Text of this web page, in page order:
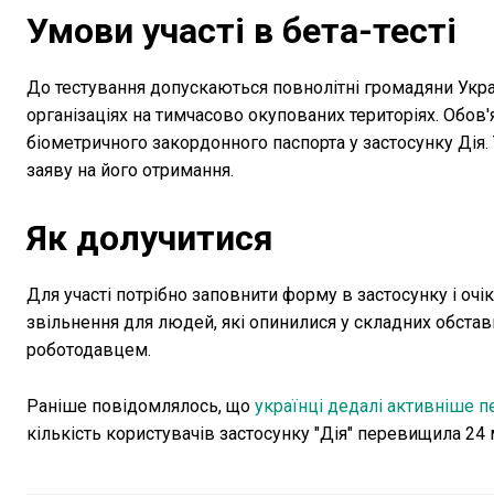
Умови участі в бета-тесті
До тестування допускаються повнолітні громадяни
організаціях на тимчасово окупованих територіях.
біометричного закордонного паспорта у застосунку
заяву на його отримання.
Як долучитися
Для участі потрібно заповнити форму в застосунку і
звільнення для людей, які опинилися у складних
роботодавцем.
Раніше повідомлялось, що українці дедалі
кількість користувачів застосунку "Дія" перевищила